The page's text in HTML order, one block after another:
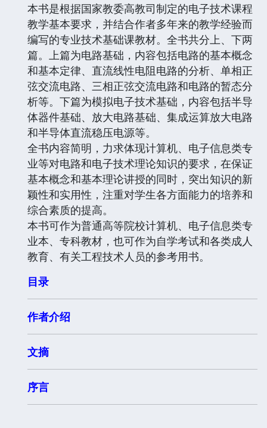
本书是根据国家教委高教司制定的电子技术课程
教学基本要求，并结合作者多年来的教学经验而
编写的专业技术基础课教材。全书共分上、下两
篇。上篇为电路基础，内容包括电路的基本概念
和基本定律、直流线性电阻电路的分析、单相正
弦交流电路、三相正弦交流电路和电路的暂态分
析等。下篇为模拟电子技术基础，内容包括半导
体器件基础、放大电路基础、集成运算放大电路
和半导体直流稳压电源等。
全书内容简明，力求体现计算机、电子信息类专
业等对电路和电子技术理论知识的要求，在保证
基本概念和基本理论讲授的同时，突出知识的新
颖性和实用性，注重对学生各方面能力的培养和
综合素质的提高。
本书可作为普通高等院校计算机、电子信息类专
业本、专科教材，也可作为自学考试和各类成人
教育、有关工程技术人员的参考用书。
目录
作者介绍
文摘
序言